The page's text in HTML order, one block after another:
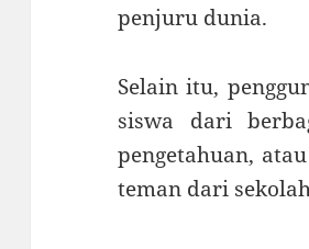
penjuru dunia.
Selain itu,
siswa dari
pengetahuan,
teman dari